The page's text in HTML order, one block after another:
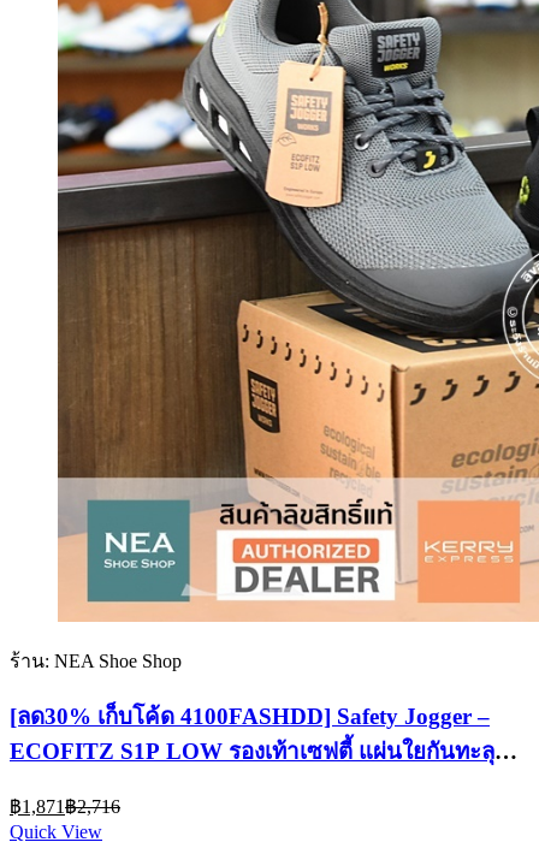
ร้าน: NEA Shoe Shop
[ลด30% เก็บโค้ด 4100FASHDD] Safety Jogger –
ECOFITZ S1P LOW รองเท้าเซฟตี้ แผ่นใยกันทะลุ
฿1,871 Current
price
฿2,716
Quick View